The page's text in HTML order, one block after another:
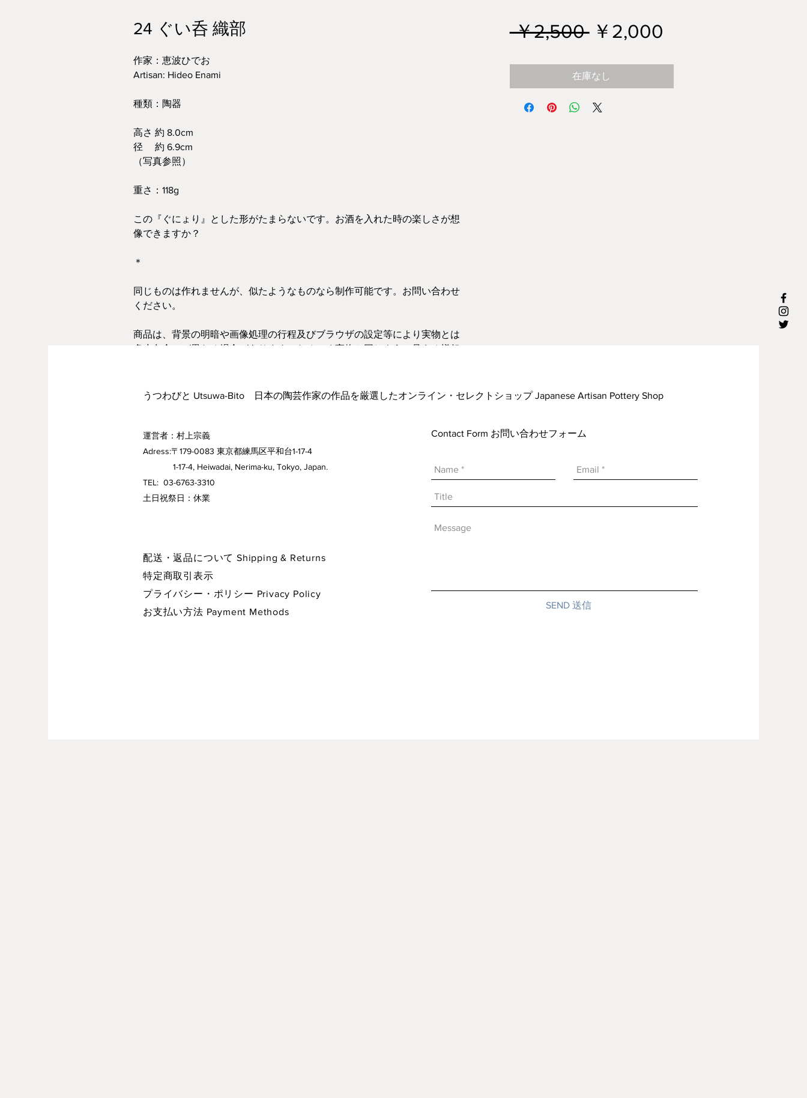
24 ぐい呑 織部
作家：恵波ひでお
Artisan: Hideo Enami
種類：陶器
高さ 約 8.0cm
径 約 6.9cm
（写真参照）
重さ：118g
この『ぐにょり』とした形がたまらないです。お酒を入れた時の楽しさが想
像できますか？
＊
同じものは作れませんが、似たようなものなら制作可能です。お問い合わせ
ください。
商品は、背景の明暗や画像処理の行程及びブラウザの設定等により実物とは
多少色合いが異なる場合があります。なるべく実物と同じように見える様努
￥2,500 通
価
格
￥2,000
ル
在庫なし
うつわびと Utsuwa-Bito 日本の陶芸作家の作品を厳選したオンライン・セレクトショップ Japanese Artisan Pottery Shop
運営者：村上宗義
Adress:〒179-0083 東京都練馬区平和台1-17-4
1-17-4, Heiwadai, Nerima-ku, Tokyo, Japan.
TEL: 03-6763-3310
​土日祝祭日：休業
配送・返品について Shipping & Returns
特定商取引表示
プライバシー・ポリシー Privacy Policy
お支払い方法 Payment Methods
Contact Form お問い合わせフォーム
SEND 送信